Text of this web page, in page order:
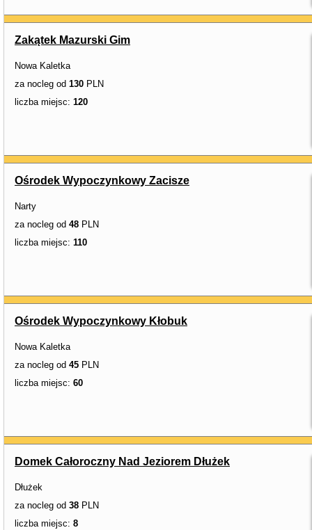
Zakątek Mazurski Gim
Nowa Kaletka
za nocleg od 130 PLN
liczba miejsc: 120
Ośrodek Wypoczynkowy Zacisze
Narty
za nocleg od 48 PLN
liczba miejsc: 110
Ośrodek Wypoczynkowy Kłobuk
Nowa Kaletka
za nocleg od 45 PLN
liczba miejsc: 60
Domek Całoroczny Nad Jeziorem Dłużek
Dłużek
za nocleg od 38 PLN
liczba miejsc: 8